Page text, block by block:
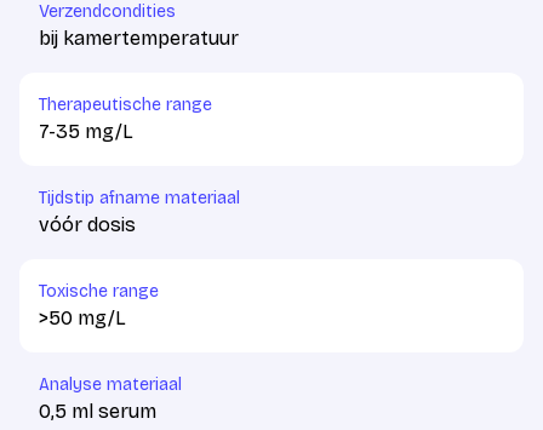
Verzendcondities
bij kamertemperatuur
Therapeutische range
7-35 mg/L
Tijdstip afname materiaal
vóór dosis
Toxische range
>50 mg/L
Analyse materiaal
0,5 ml serum